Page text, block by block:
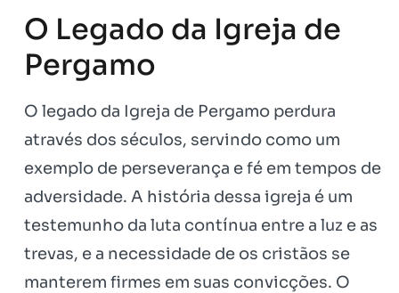
O Legado da Igreja de
Pergamo
O legado da Igreja de Pergamo perdura
através dos séculos, servindo como um
exemplo de perseverança e fé em tempos de
adversidade. A história dessa igreja é um
testemunho da luta contínua entre a luz e as
trevas, e a necessidade de os cristãos se
manterem firmes em suas convicções. O